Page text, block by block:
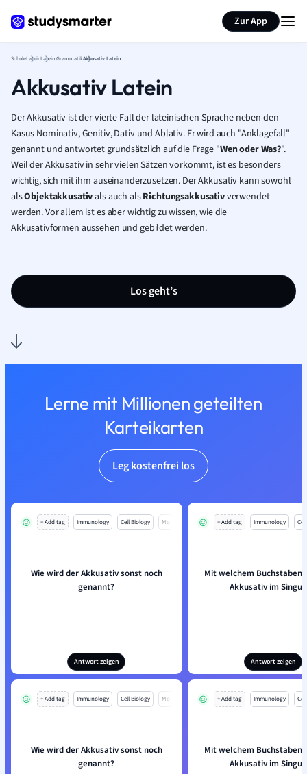
Zur App
SchuleLateinLatein GrammatikAkkusativ Latein
Akkusativ Latein
Der Akkusativ ist der vierte Fall der lateinischen Sprache neben den
Kasus Nominativ, Genitiv, Dativ und Ablativ. Er wird auch "Anklagefall"
genannt und antwortet grundsätzlich auf die Frage "Wen oder Was?".
Weil der Akkusativ in sehr vielen Sätzen vorkommt, ist es besonders
wichtig, sich mit ihm auseinanderzusetzen. Der Akkusativ kann sowohl
alsObjektakkusativals auch alsRichtungsakkusativverwendet
werden. Vor allem ist es aber wichtig zu wissen, wie die
Akkusativformen aussehen und gebildet werden.
Los geht’s
Lerne mit Millionen geteilten
Karteikarten
Leg kostenfrei los
+ Add tag Immunology Cell Biology Mo
Wie wird der Akkusativ sonst noch
genannt?
Antwort zeigen
+ Add tag Immunology
Mit welchem Buchstaben
Akkusativ im
Antwort zeigen
+ Add tag Immunology Cell Biology Mo
Wie wird der Akkusativ sonst noch
genannt?
+ Add tag Immunology
Mit welchem Buchstaben
Akkusativ im
Seite zusammenfassen